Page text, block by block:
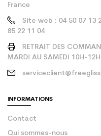
France
Site web : 04 50 07 13
85 22 11 04
RETRAIT DES
MARDI AU SAMEDI 10H-
INFORMATIONS
Contact
Qui sommes-nous